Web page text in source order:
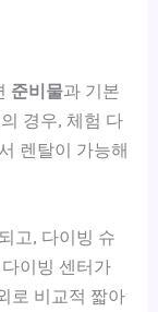
준비물과 기본
경우, 체험 다
렌탈이 가능해
고, 다이빙 슈
이빙 센터가
로 비교적 짧아